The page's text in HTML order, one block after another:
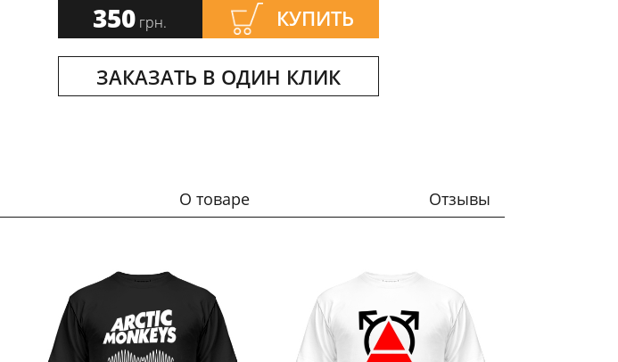
350 грн. КУПИТЬ
ЗАКАЗАТЬ В ОДИН КЛИК
О товаре Отзывы